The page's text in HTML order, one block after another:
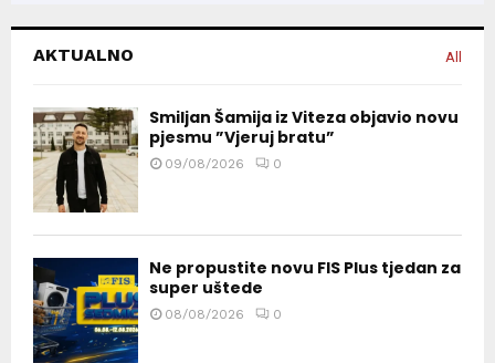
AKTUALNO All
Smiljan Šamija iz Viteza objavio novu
pjesmu ”Vjeruj bratu”
09/08/2026 0
Ne propustite novu FIS Plus tjedan za
super uštede
08/08/2026 0